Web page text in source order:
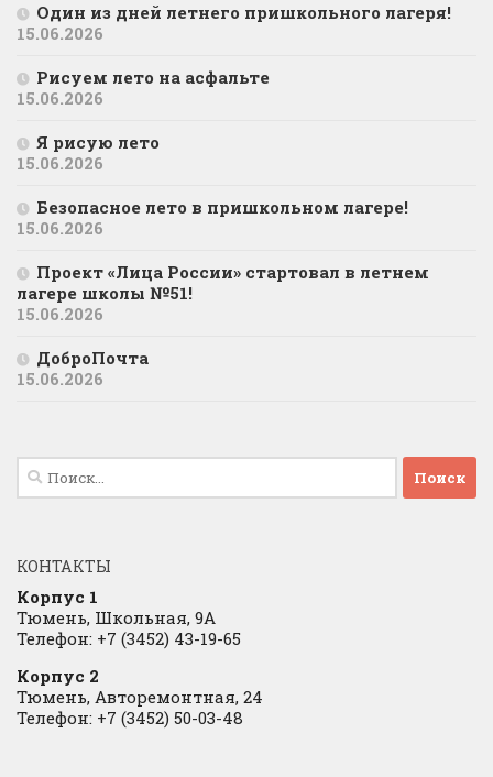
Один из дней летнего пришкольного лагеря!
15.06.2026
Рисуем лето на асфальте
15.06.2026
Я рисую лето
15.06.2026
Безопасное лето в пришкольном лагере!
15.06.2026
Проект «Лица России» стартовал в летнем
лагере школы №51!
15.06.2026
ДоброПочта
15.06.2026
Найти:
КОНТАКТЫ
Корпус 1
Тюмень, Школьная, 9А
Телефон: +7 (3452) 43-19-65
Корпус 2
Тюмень, Авторемонтная, 24
Телефон: +7 (3452) 50-03-48